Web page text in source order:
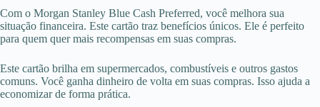
Com o Morgan Stanley Blue Cash Preferred, você melhora sua
situação financeira. Este cartão traz benefícios únicos. Ele é perfeito
para quem quer mais recompensas em suas compras.
Este cartão brilha em supermercados, combustíveis e outros gastos
comuns. Você ganha dinheiro de volta em suas compras. Isso ajuda a
economizar de forma prática.